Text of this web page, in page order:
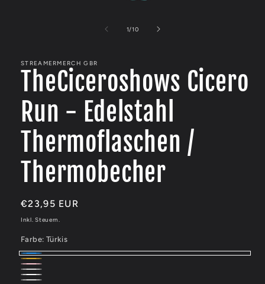
1/von
10
STREAMERMERCH GBR
TheCiceroshows Cicero
Run - Edelstahl
Thermoflaschen /
Thermobecher
Normaler
Preis
€23,95 EUR
Inkl. Steuern.
Farbe: Türkis
Türkis
Gold
Rosa
Silber